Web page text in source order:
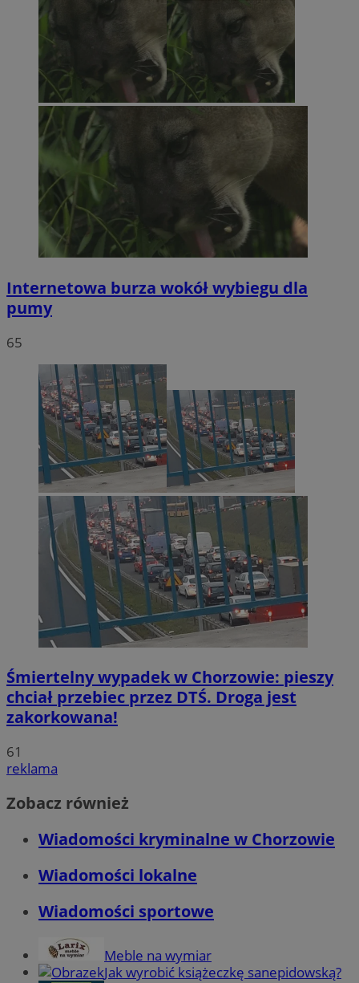
Internetowa burza wokół wybiegu dla
pumy
65
Śmiertelny wypadek w Chorzowie: pieszy
chciał przebiec przez DTŚ. Droga jest
zakorkowana!
61
reklama
Zobacz również
Wiadomości kryminalne w Chorzowie
Wiadomości lokalne
Wiadomości sportowe
Meble na wymiar
Jak wyrobić książeczkę sanepidowską?